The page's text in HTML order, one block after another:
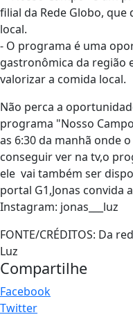
filial da Rede Globo,
local.
- O programa é uma
gastronômica da região
valorizar a comida local.
Não perca a
programa "Nosso
as 6:30 da manhã onde
conseguir ver na tv,o
ele vai também ser
portal G1,Jonas convida
Instagram: jonas___luz
FONTE/CRÉDITOS: Da
Luz
Compartilhe
Facebook
Twitter